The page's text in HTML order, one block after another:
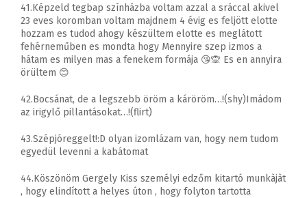
41.Képzeld tegbap színházba voltam azzal a sráccal akivel
23 eves koromban voltam majdnem 4 évig es feljött elotte
hozzam es tudod ahogy készültem elotte es meglátott
fehérneműben es mondta hogy Mennyire szep izmos a
hátam es milyen mas a fenekem formája 😘🙊 Es en annyira
örültem 😊
42.Bocsánat, de a legszebb öröm a káröröm…!(shy)Imádom
az irigylő pillantásokat…!(flirt)
43.Szépjóreggelt!:D olyan izomlázam van, hogy nem tudom
egyedül levenni a kabátomat
44.Köszönöm Gergely Kiss személyi edzőm kitartó munkàjàt
, hogy elindított a helyes úton , hogy folyton tartotta